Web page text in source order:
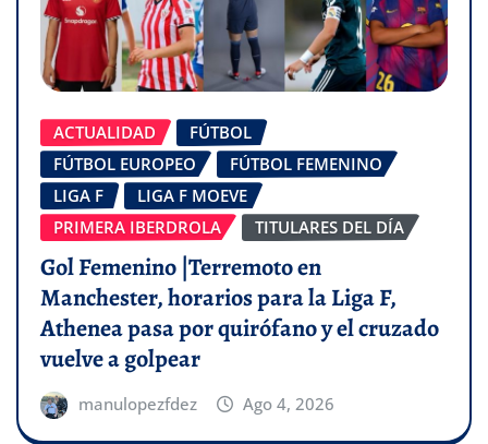
ACTUALIDAD
FÚTBOL
FÚTBOL EUROPEO
FÚTBOL FEMENINO
LIGA F
LIGA F MOEVE
PRIMERA IBERDROLA
TITULARES DEL DÍA
Gol Femenino |Terremoto en
Manchester, horarios para la Liga F,
Athenea pasa por quirófano y el cruzado
vuelve a golpear
manulopezfdez Ago 4, 2026